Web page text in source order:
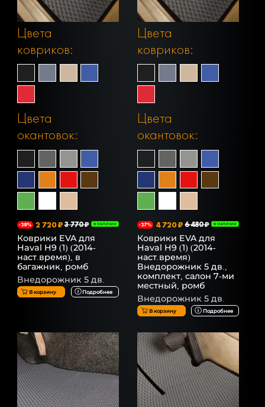
Цвета
ковриков:
Цвета
окантовок:
-28% 2 720 ₽ 3 770 ₽ В НАЛИЧИИ
Коврики EVA для
Haval H9 (1) (2014-
наст.время), в
багажник, ромб
Внедорожник 5 дв.
В корзину Подробнее
Цвета
ковриков:
Цвета
окантовок:
-27% 4 720 ₽ 6 480 ₽ В НАЛИЧИИ
Коврики EVA для
Haval H9 (1) (2014-
наст.время)
Внедорожник 5 дв.,
комплект, салон 7-ми
местный, ромб
Внедорожник 5 дв.
В корзину Подробнее